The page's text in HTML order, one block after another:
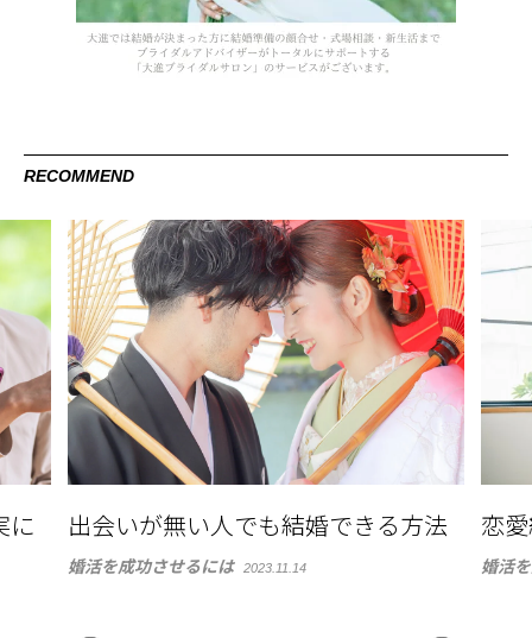
RECOMMEND
に 出会いが無い人でも結婚できる方法
婚活を成功させるには 2023.11.14
恋
婚活